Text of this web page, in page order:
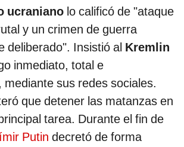
ucraniano lo calificó de "ataque
y un crimen de guerra
deliberado". Insistió al Kremlin
inmediato, total e
mediante sus redes sociales.
que detener las matanzas en
tarea. Durante el fin de
Putin decretó de forma